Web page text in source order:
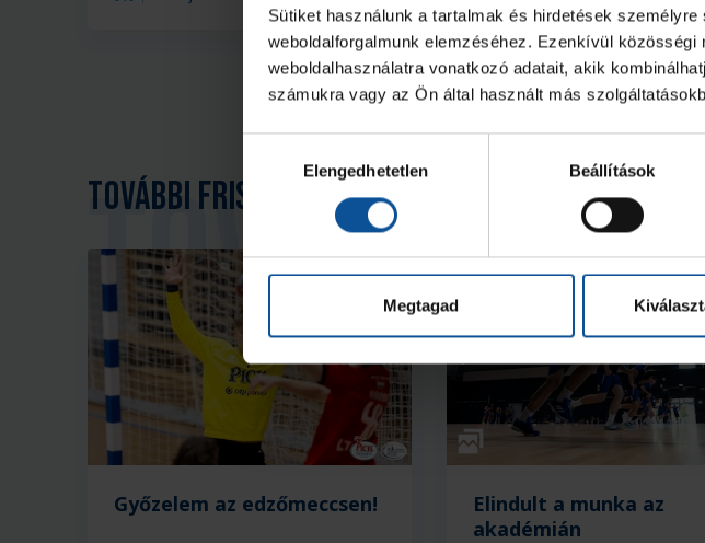
Sütiket használunk a tartalmak és hirdetések
weboldalforgalmunk elemzéséhez. Ezenkívül
weboldalhasználatra vonatkozó adatait, akik
számukra vagy az Ön által használt más
kiválasztásaElengedhetetlen Beállítások
Megtagad
További friss hírek
Győzelem az edzőmeccsen!
Galéria
Elindult a munka az
akadémián